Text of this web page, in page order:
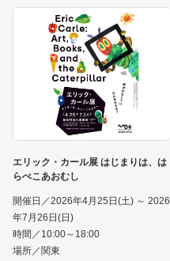
エリック・カール展 はじまりは、は
らぺこあおむし
開催日／2026年4月25日(土) ～ 2026
年7月26日(日)
時間／10:00～18:00
場所／関東